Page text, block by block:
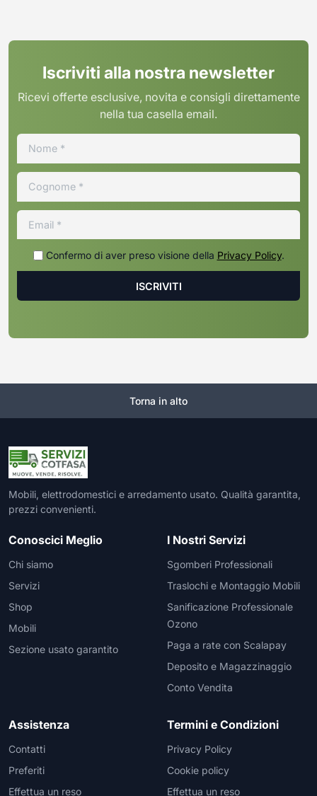
Iscriviti alla nostra newsletter
Ricevi offerte esclusive, novita e consigli direttamente
nella tua casella email.
Confermo di aver preso visione della Privacy Policy.
Torna in alto
Mobili, elettrodomestici e arredamento usato. Qualità garantita,
prezzi convenienti.
Conoscici Meglio
Chi siamo
Servizi
Shop
Mobili
Sezione usato garantito
I Nostri Servizi
Sgomberi Professionali
Traslochi e Montaggio Mobili
Sanificazione Professionale
Ozono
Paga a rate con Scalapay
Deposito e Magazzinaggio
Conto Vendita
Assistenza
Contatti
Preferiti
Effettua un reso
Termini e Condizioni
Privacy Policy
Cookie policy
Effettua un reso